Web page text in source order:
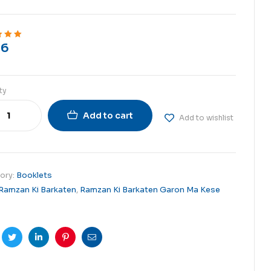
of 5
Add to cart Add to wishlist
Booklets
Ki Barkaten, Ramzan Ki Barkaten Garon Ma Kese
TwitterLinkedinPinterest
Email